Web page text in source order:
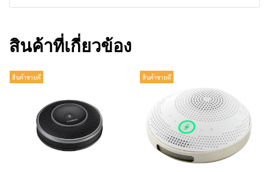
สินค้าที่เกี่ยวข้อง
สินค้าขายดี สินค้าขายดี